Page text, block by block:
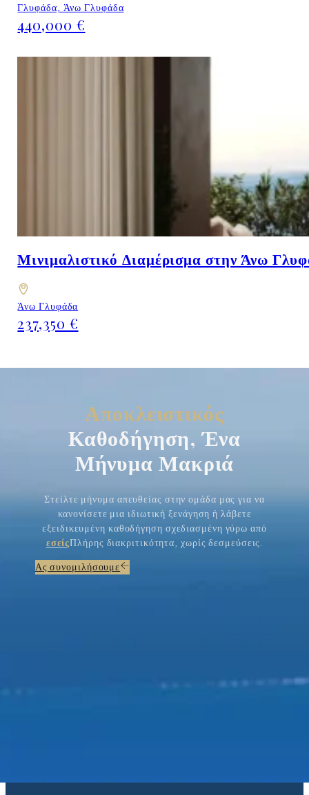
Γλυφάδα, Άνω Γλυφάδα
440,000 €
Μινιμαλιστικό Διαμέρισμα στην Άνω
Άνω Γλυφάδα
237,350 €
Αποκλειστικός
Καθοδήγηση, Ένα
Μήνυμα Μακριά
Στείλτε μήνυμα απευθείας στην ομάδα μας για να
κανονίσετε μια ιδιωτική ξενάγηση ή λάβετε
εξειδικευμένη καθοδήγηση σχεδιασμένη γύρω από
εσείςΠλήρης διακριτικότητα, χωρίς δεσμεύσεις.
Ας συνομιλήσουμε